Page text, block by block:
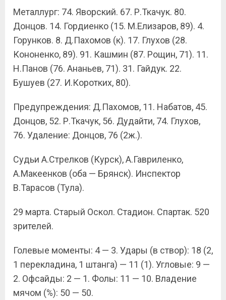
Металлург: 74. Яворский. 67. Р.Ткачук. 80.
Донцов. 14. Гордиенко (15. М.Елизаров, 89). 4.
Горунков. 8. Д.Пахомов (к). 17. Глухов (28.
Кононенко, 89). 91. Кашмин (87. Рощин, 71). 11.
Н.Панов (76. Ананьев, 71). 31. Гайдук. 22.
Бушуев (27. И.Коротких, 80).
Предупреждения: Д.Пахомов, 11. Набатов, 45.
Донцов, 52. Р.Ткачук, 56. Дудайти, 74. Глухов,
76. Удаление: Донцов, 76 (2ж.).
Судьи А.Стрелков (Курск), А.Гавриленко,
А.Макеенков (оба — Брянск). Инспектор
В.Тарасов (Тула).
29 марта. Старый Оскол. Стадион. Спартак. 520
зрителей.
Голевые моменты: 4 — 3. Удары (в створ): 18 (2,
1 перекладина, 1 штанга) — 11 (1). Угловые: 9 —
2. Офсайды: 2 — 1. Фолы: 11 — 10. Владение
мячом (%): 50 — 50.